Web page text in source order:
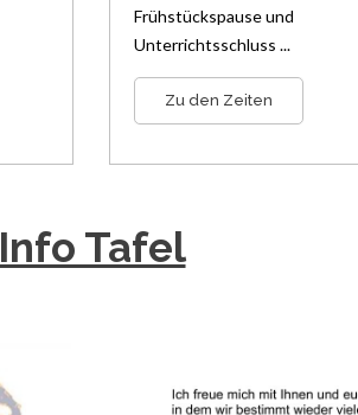
Frühstückspause und
Unterrichtsschluss ...
Zu den Zeiten
Info Tafel